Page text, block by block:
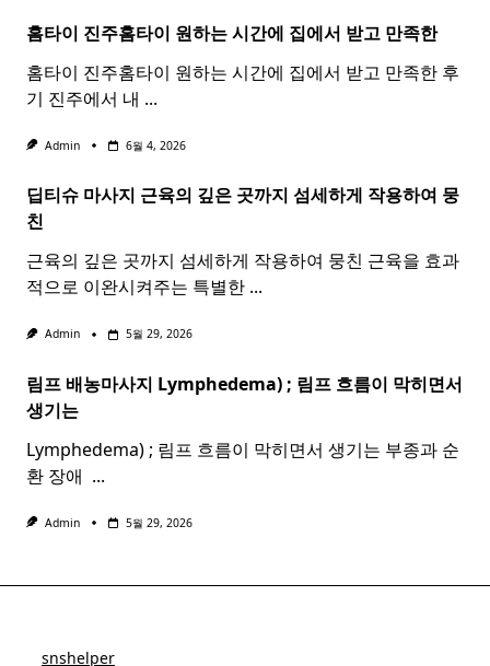
홈타이 진주홈타이 원하는 시간에 집에서 받고 만족한
홈타이 진주홈타이 원하는 시간에 집에서 받고 만족한 후
기 진주에서 내 ...
Admin 6월 4, 2026
딥티슈 마사지 근육의 깊은 곳까지 섬세하게 작용하여 뭉
친
근육의 깊은 곳까지 섬세하게 작용하여 뭉친 근육을 효과
적으로 이완시켜주는 특별한 ...
Admin 5월 29, 2026
림프 배농마사지 Lymphedema) ; 림프 흐름이 막히면서
생기는
Lymphedema) ; 림프 흐름이 막히면서 생기는 부종과 순
환 장애 ​ ...
Admin 5월 29, 2026
snshelper